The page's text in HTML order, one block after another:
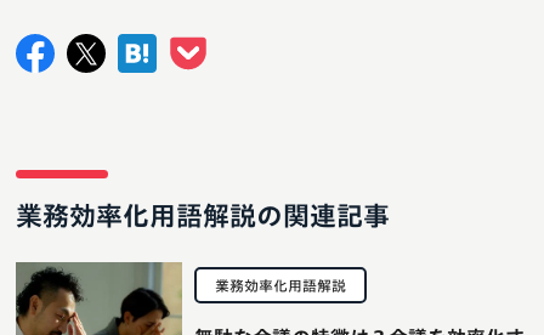
業務効率化用語解説の関連記事
業務効率化用語解説